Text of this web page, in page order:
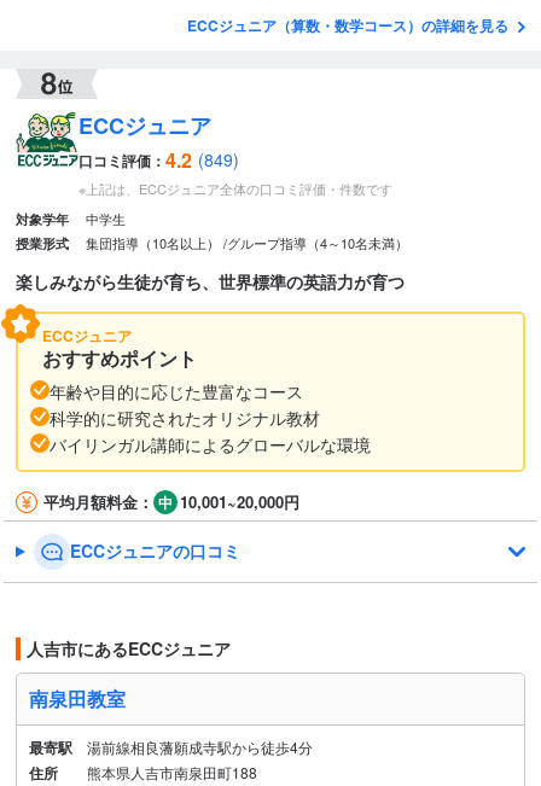
ECCジュニア（算数・数学コース）の詳細を見る
ECCジュニア
口コミ評価： 4.2 (849)
※上記は、ECCジュニア全体の口コミ評価・件数です
対象学年 中学生
授業形式 集団指導（10名以上） グループ指導（4～10名未満）
楽しみながら生徒が育ち、世界標準の英語力が育つ
ECCジュニア
おすすめポイント
年齢や目的に応じた豊富なコース
科学的に研究されたオリジナル教材
バイリンガル講師によるグローバルな環境
平均月額料金： 10,001~20,000円
ECCジュニアの口コミ
人吉市にあるECCジュニア
南泉田教室
最寄駅 湯前線相良藩願成寺駅から徒歩4分
住所 熊本県人吉市南泉田町188